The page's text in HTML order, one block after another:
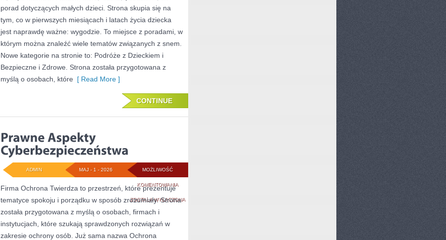
POSIŁKI
porad dotyczących małych dzieci. Strona skupia się na
tym, co w pierwszych miesiącach i latach życia dziecka
jest naprawdę ważne: wygodzie. To miejsce z poradami, w
którym można znaleźć wiele tematów związanych z snem.
Nowe kategorie na stronie to: Podróże z Dzieckiem i
Bezpieczne i Zdrowe. Strona została przygotowana z
myślą o osobach, które [ Read More ]
CONTINUE
MOŻLIWOŚĆ
KOMENTOWANIAPRAWNE
ASPEKTY
CYBERBEZPIECZEŃSTWA
ZOSTAŁA WYŁĄCZONA
MAJ - 1 - 2026
ADMIN
Firma Ochrona Twierdza to przestrzeń, które prezentuje
tematyce spokoju i porządku w sposób zrozumiały. Strona
została przygotowana z myślą o osobach, firmach i
instytucjach, które szukają sprawdzonych rozwiązań w
zakresie ochrony osób. Już sama nazwa Ochrona